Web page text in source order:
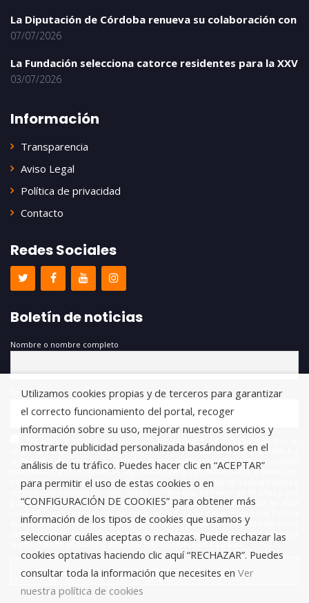
La Diputación de Córdoba renueva su colaboración con
07/07/2026
La Fundación selecciona catorce residentes para la XXV
03/07/2026
Información
Transparencia
Aviso Legal
Política de privacidad
Contacto
Redes Sociales
Boletín de noticias
Nombre o nombre completo
Email
responsable del tratamiento de estos datos es FUNDACIÓN ANTONIO GALA y
la finalidad de este es la gestión de las suscripciones a nuestro boletín
informativo, encontrándonos legitimados para este tratamiento a través del
consentimiento que nos está otorgando en este acto. No se cederán datos a
terceros salvo obligación legal. Usted certifica que es mayor de 14 años y que
por lo tanto posee la capacidad legal necesaria para la prestación de este
consentimiento y todo ello, de conformidad con lo establecido en la Política
de Privacidad. Puede usted acceder, rectificar y suprimir los datos, así como
otros derechos, como se explica en la información adicional. Puede consultar
la información adicional y detallada sobre Protección de Datos.
Utilizamos cookies propias y de terceros para garantizar
el correcto funcionamiento del portal, recoger
información sobre su uso, mejorar nuestros servicios y
mostrarte publicidad personalizada basándonos en el
análisis de tu tráfico. Puedes hacer clic en “ACEPTAR”
para permitir el uso de estas cookies o en
“CONFIGURACIÓN DE COOKIES” para obtener más
información de los tipos de cookies que usamos y
seleccionar cuáles aceptas o rechazas. Puede rechazar las
cookies optativas haciendo clic aquí “RECHAZAR”. Puedes
consultar toda la información que necesites en Ver
nuestra política de cookies